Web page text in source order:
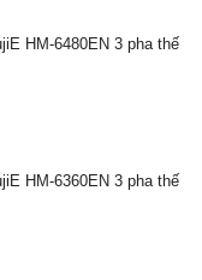
HM-6480EN 3 pha thế
HM-6360EN 3 pha thế